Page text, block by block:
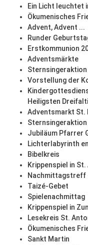
Ein Licht leuchtet
Ökumenisches
Advent, Advent ...
Runder
Erstkommunion
Adventsmärkte
Sternsingeraktion
Vorstellung der
Heiligsten
Adventsmarkt St.
Sternsingeraktion
Jubiläum Pfarrer
Lichterlabyrinth
Bibelkreis
Krippenspiel in
Nachmittagstreff
Taizé-Gebet
Spielenachmittag
Krippenspiel in
Lesekreis St.
Ökumenisches
Sankt Martin